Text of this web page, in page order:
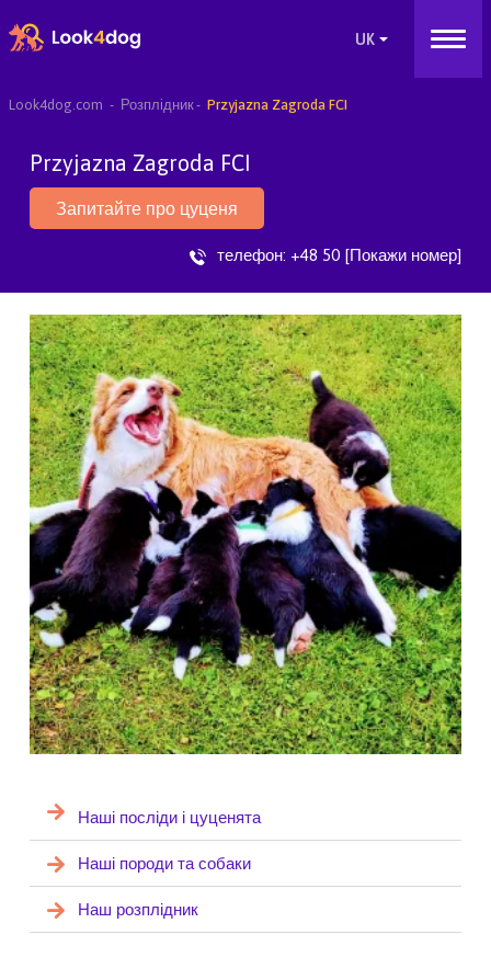
Look4dog.com Розплідник Przyjazna Zagroda FCI
Przyjazna Zagroda FCI
Запитайте про цуценя
телефон: +48 50 [Покажи номер]
Наші посліди і цуценята
Наші породи та собаки
Наш розплідник